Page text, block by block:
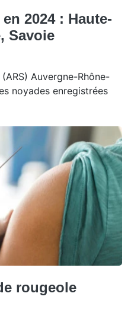
2024 : Haute-
Savoie
Auvergne-Rhône-
noyades enregistrées
rougeole